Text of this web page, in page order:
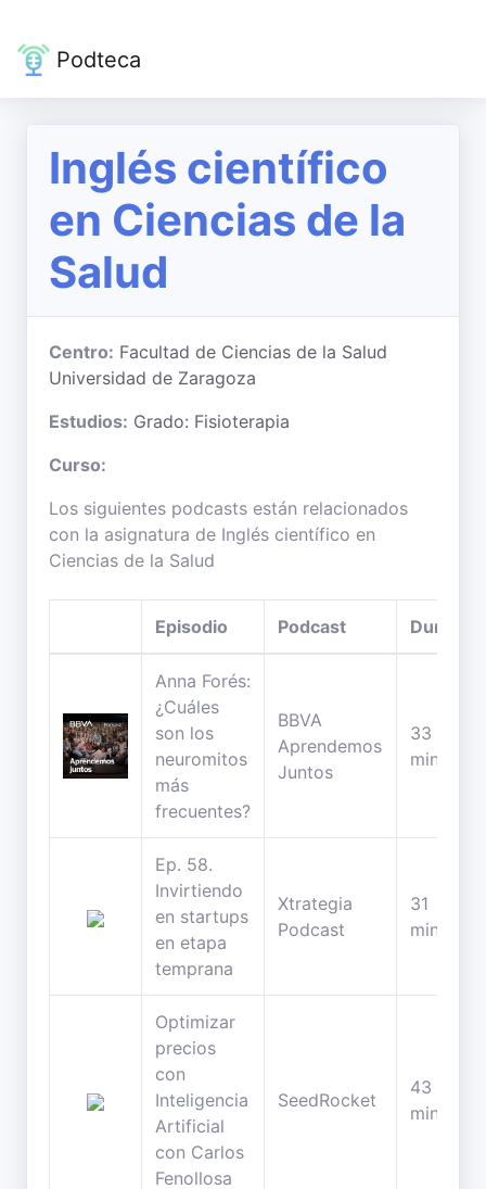
Podteca
Inglés científico
en Ciencias de la
Salud
Centro: Facultad de Ciencias de la Salud
Universidad de Zaragoza
Estudios: Grado: Fisioterapia
Curso:
Los siguientes podcasts están relacionados
con la asignatura de Inglés científico en
Ciencias de la Salud
Episodio Podcast Duración
Anna Forés:
¿Cuáles
son los
neuromitos
más
frecuentes?
BBVA
Aprendemos
Juntos
33
minutos
Ep. 58.
Invirtiendo
en startups
en etapa
temprana
Xtrategia
Podcast
31
minutos
Optimizar
precios
con
Inteligencia
Artificial
con Carlos
Fenollosa
SeedRocket
43
minutos